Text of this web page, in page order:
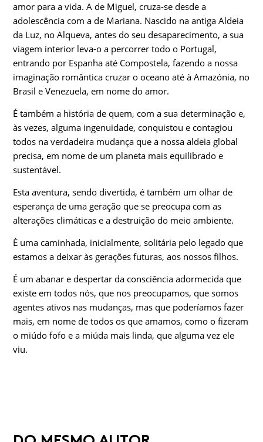
amor para a vida. A de Miguel, cruza-se desde a
adolescência com a de Mariana. Nascido na antiga Aldeia
da Luz, no Alqueva, antes do seu desaparecimento, a sua
viagem interior leva-o a percorrer todo o Portugal,
entrando por Espanha até Compostela, fazendo a nossa
imaginação romântica cruzar o oceano até à Amazónia, no
Brasil e Venezuela, em nome do amor.
É também a história de quem, com a sua determinação e,
às vezes, alguma ingenuidade, conquistou e contagiou
todos na verdadeira mudança que a nossa aldeia global
precisa, em nome de um planeta mais equilibrado e
sustentável.
Esta aventura, sendo divertida, é também um olhar de
esperança de uma geração que se preocupa com as
alterações climáticas e a destruição do meio ambiente.
É uma caminhada, inicialmente, solitária pelo legado que
estamos a deixar às gerações futuras, aos nossos filhos.
É um abanar e despertar da consciência adormecida que
existe em todos nós, que nos preocupamos, que somos
agentes ativos nas mudanças, mas que poderíamos fazer
mais, em nome de todos os que amamos, como o fizeram
o miúdo fofo e a miúda mais linda, que alguma vez ele
viu.